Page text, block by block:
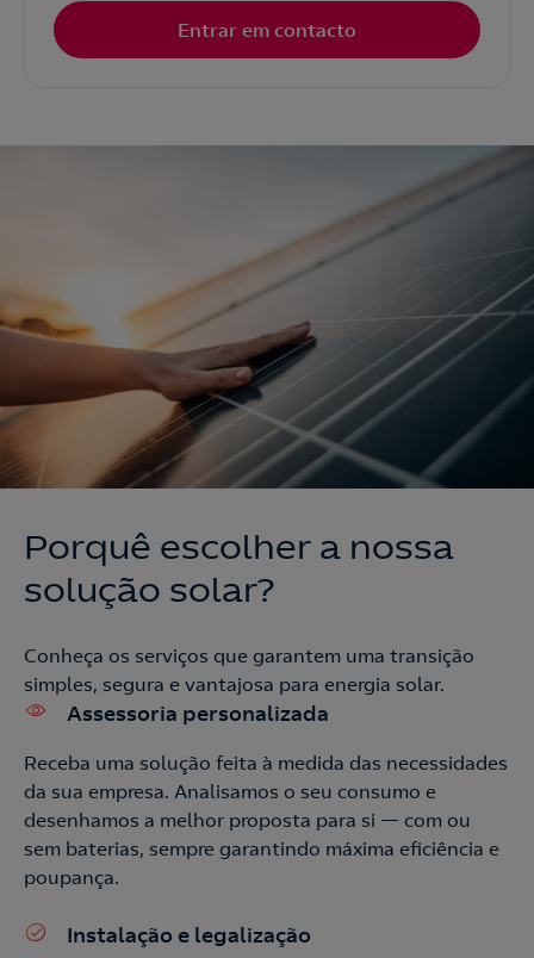
Nós ligamos!
Entrar em contacto
Porquê escolher a nossa
solução solar?
Conheça os serviços que garantem uma transição
simples, segura e vantajosa para energia solar.
Assessoria personalizada
Receba uma solução feita à medida das necessidades
da sua empresa. Analisamos o seu consumo e
desenhamos a melhor proposta para si — com ou
sem baterias, sempre garantindo máxima eficiência e
poupança.
Instalação e legalização